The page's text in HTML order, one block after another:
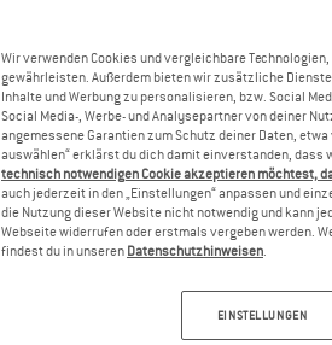
Wir verwenden Cookies und vergleichbare
gewährleisten. Außerdem bieten wir zusätzliche
Inhalte und Werbung zu personalisieren, bzw. Social
Social Media-, Werbe- und Analysepartner von deiner
angemessene Garantien zum Schutz deiner Daten,
auswählen“ erklärst du dich damit einverstanden, dass
technisch notwendigen Cookie akzeptieren möchtest,
auch jederzeit in den „Einstellungen“ anpassen und
die Nutzung dieser Website nicht notwendig und kann
Webseite widerrufen oder erstmals vergeben werden.
findest du in unseren Datenschutzhinweisen.
EINSTELLUNGEN